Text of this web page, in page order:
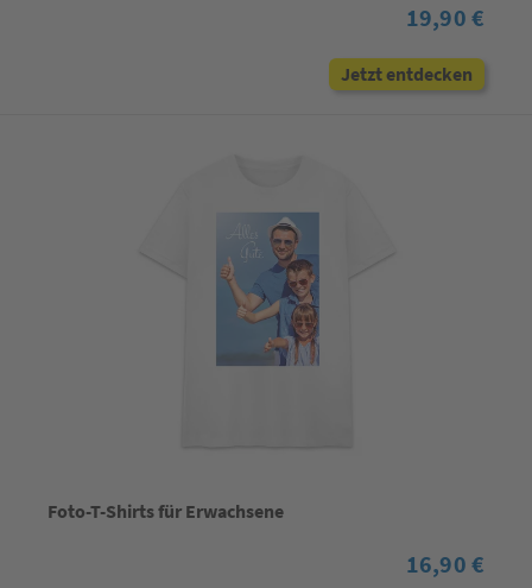
19,90 €
Jetzt entdecken
Foto-T-Shirts für Erwachsene
16,90 €